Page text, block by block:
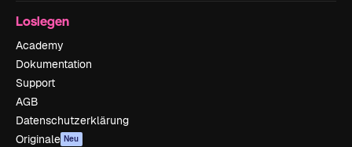
Loslegen
Academy
Dokumentation
Support
AGB
Datenschutzerklärung
Originale Neu